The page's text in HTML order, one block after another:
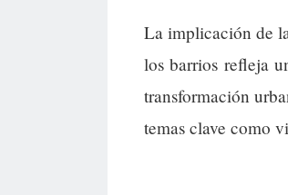
La implicación de
los barrios refleja
transformación
temas clave como